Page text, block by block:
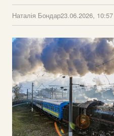
Наталія Бондар23.06.2026, 10:57